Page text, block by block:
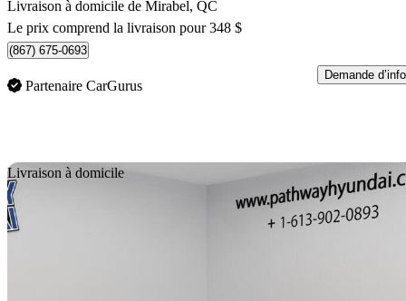
Livraison à domicile de Mirabel, QC
Le prix comprend la livraison pour 348 $
(867) 675-0693
Partenaire CarGurus
Demande d’info
Livraison à domicile